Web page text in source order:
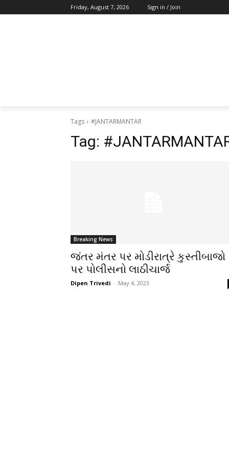
Friday, August 7, 2026 Sign in / Join
Tags #JANTARMANTAR
Tag:
Breaking News
જંતર મંતર પર મોડીરાત્રે કુસ્તીબાજો
પર પોલીસનો લાઠીચાર્જ
Dipen Trivedi - May 4, 2023